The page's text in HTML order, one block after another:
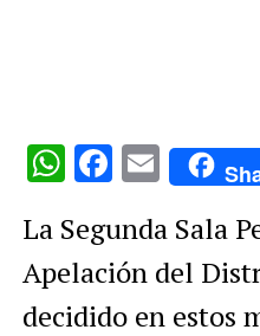
WhatsApp
Email
La Segunda Sala
Apelación del
decidido en estos